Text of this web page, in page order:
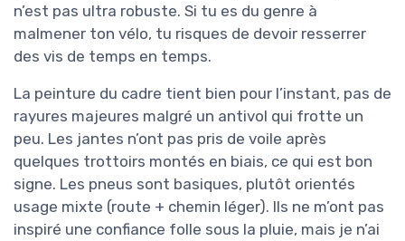
n’est pas ultra robuste. Si tu es du genre à
malmener ton vélo, tu risques de devoir resserrer
des vis de temps en temps.
La peinture du cadre tient bien pour l’instant, pas de
rayures majeures malgré un antivol qui frotte un
peu. Les jantes n’ont pas pris de voile après
quelques trottoirs montés en biais, ce qui est bon
signe. Les pneus sont basiques, plutôt orientés
usage mixte (route + chemin léger). Ils ne m’ont pas
inspiré une confiance folle sous la pluie, mais je n’ai